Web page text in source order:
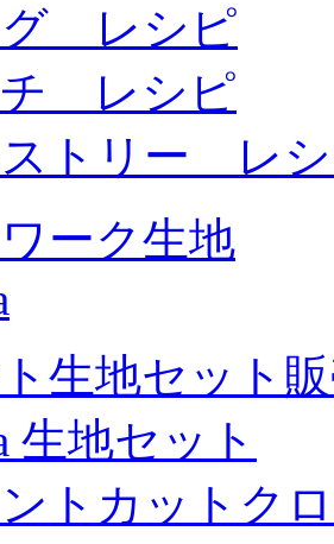
レシピ
チ レシピ
ストリー レ
ーク生地
生地セット
生地セット
トカットク